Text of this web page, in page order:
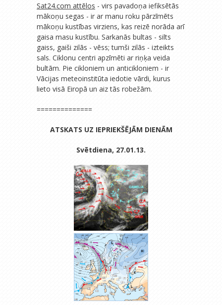
Sat24.com attēlos - virs pavadoņa iefiksētās
mākoņu segas - ir ar manu roku pārzīmēts
mākoņu kustības virziens, kas reizē norāda arī
gaisa masu kustību. Sarkanās bultas - silts
gaiss, gaiši zilās - vēss; tumši zilās - izteikts
sals. Ciklonu centri apzīmēti ar riņķa veida
bultām. Pie cikloniem un anticikloniem - ir
Vācijas meteoinstitūta iedotie vārdi, kurus
lieto visā Eiropā un aiz tās robežām.
==============
ATSKATS UZ IEPRIEKŠĒJĀM DIENĀM
Svētdiena, 27.01.13.